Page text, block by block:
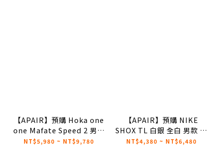
【APAIR】預購 Hoka one
one Mafate Speed 2 男鞋
越野跑鞋 Galactic Grey
NT$5,980 ~ NT$9,780
【APAIR】預購 NIKE
SHOX TL 白銀 全白 男款 彈
簧鞋 AV3595-100
NT$4,380 ~ NT$6,480